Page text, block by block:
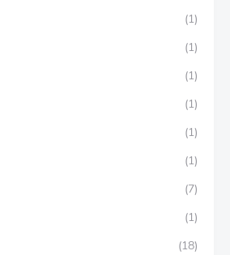
(1)
(1)
(1)
(1)
(1)
(1)
(7)
(1)
(18)